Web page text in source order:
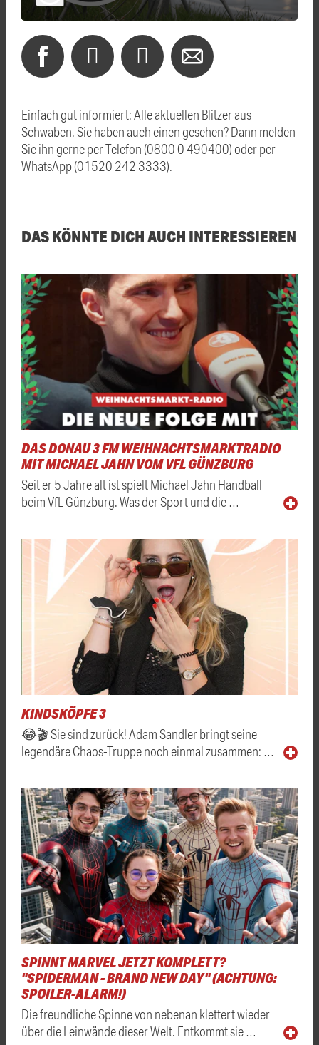
Einfach gut informiert: Alle aktuellen Blitzer aus
Schwaben. Sie haben auch einen gesehen? Dann melden
Sie ihn gerne per Telefon (0800 0 490400) oder per
WhatsApp (01520 242 3333).
DAS KÖNNTE DICH AUCH INTERESSIEREN
DAS DONAU 3 FM WEIHNACHTSMARKTRADIO
MIT MICHAEL JAHN VOM VFL GÜNZBURG
Seit er 5 Jahre alt ist spielt Michael Jahn Handball
beim VfL Günzburg. Was der Sport und die …
KINDSKÖPFE 3
😂🎬 Sie sind zurück! Adam Sandler bringt seine
legendäre Chaos-Truppe noch einmal zusammen: …
SPINNT MARVEL JETZT KOMPLETT?
"SPIDERMAN - BRAND NEW DAY" (ACHTUNG:
SPOILER-ALARM!)
Die freundliche Spinne von nebenan klettert wieder
über die Leinwände dieser Welt. Entkommt sie …